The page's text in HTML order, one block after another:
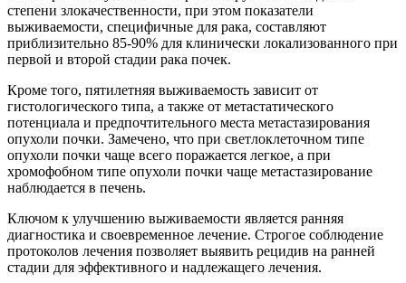
степени злокачественности, при этом показатели
выживаемости, специфичные для рака, составляют
приблизительно 85-90% для клинически локализованного при
первой и второй стадии рака почек.
Кроме того, пятилетняя выживаемость зависит от
гистологического типа, а также от метастатического
потенциала и предпочтительного места метастазирования
опухоли почки. Замечено, что при светлоклеточном типе
опухоли почки чаще всего поражается легкое, а при
хромофобном типе опухоли почки чаще метастазирование
наблюдается в печень.
Ключом к улучшению выживаемости является ранняя
диагностика и своевременное лечение. Строгое соблюдение
протоколов лечения позволяет выявить рецидив на ранней
стадии для эффективного и надлежащего лечения.